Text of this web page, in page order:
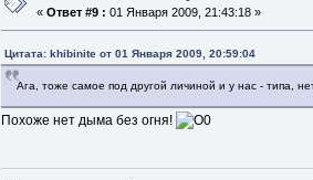
«Ответ #9 : 01 Января 2009, 21:43:18 »
Цитата: khibinite от 01 Января 2009, 20:59:04
Ага, тоже самое под другой личиной и у нас - типа,
Похоже нет дыма без огня!